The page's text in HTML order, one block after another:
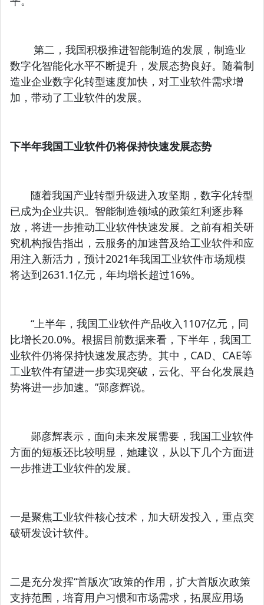
第二，我国积极推进智能制造的发展，制造业
数字化智能化水平不断提升，发展态势良好。随着制
造业企业数字化转型速度加快，对工业软件需求增
加，带动了工业软件的发展。
下半年我国工业软件仍将保持快速发展态势
随着我国产业转型升级进入攻坚期，数字化转型
已成为企业共识。智能制造领域的政策红利逐步释
放，将进一步推动工业软件快速发展。之前有相关研
究机构报告指出，云服务的加速普及给工业软件和应
用注入新活力，预计2021年我国工业软件市场规模
将达到2631.1亿元，年均增长超过16%。
“上半年，我国工业软件产品收入1107亿元，同
比增长20.0%。根据目前数据来看，下半年，我国工
业软件仍将保持快速发展态势。其中，CAD、CAE等
工业软件有望进一步实现突破，云化、平台化发展趋
势将进一步加速。”郧彦辉说。
郧彦辉表示，面向未来发展需要，我国工业软件
方面的短板还比较明显，她建议，从以下几个方面进
一步推进工业软件的发展。
一是聚焦工业软件核心技术，加大研发投入，重点突
破研发设计软件。
二是充分发挥“首版次”政策的作用，扩大首版次政策
支持范围，培育用户习惯和市场需求，拓展应用场